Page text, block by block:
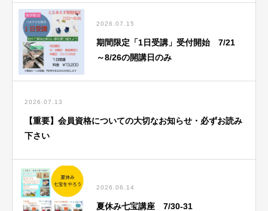
2026.07.15
期間限定「1日受講」受付開始 7/21
～8/26の開講日のみ
2026.07.13
【重要】会員資格についての大切なお知らせ・必ずお読み
下さい
2026.06.14
夏休み七宝講座 7/30-31